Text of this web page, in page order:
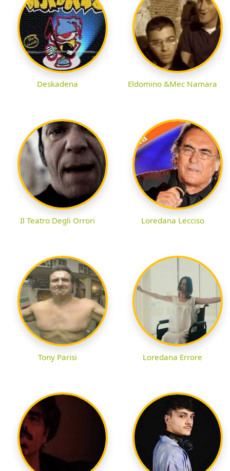
Deskadena Eldomino &Mec Namara
Il Teatro Degli Orrori Loredana Lecciso
Tony Parisi Loredana Errore